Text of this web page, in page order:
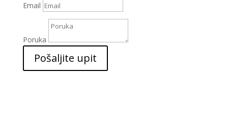
Email
Poruka
Pošaljite upit